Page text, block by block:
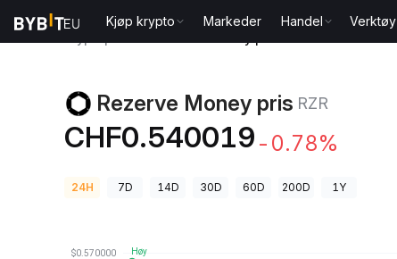
Kjøp krypto Markeder Handel Verktøy
Rezerve Money pris RZR
CHF0.540019 -0.78%
24H 7D 14D 30D 60D 200D 1Y